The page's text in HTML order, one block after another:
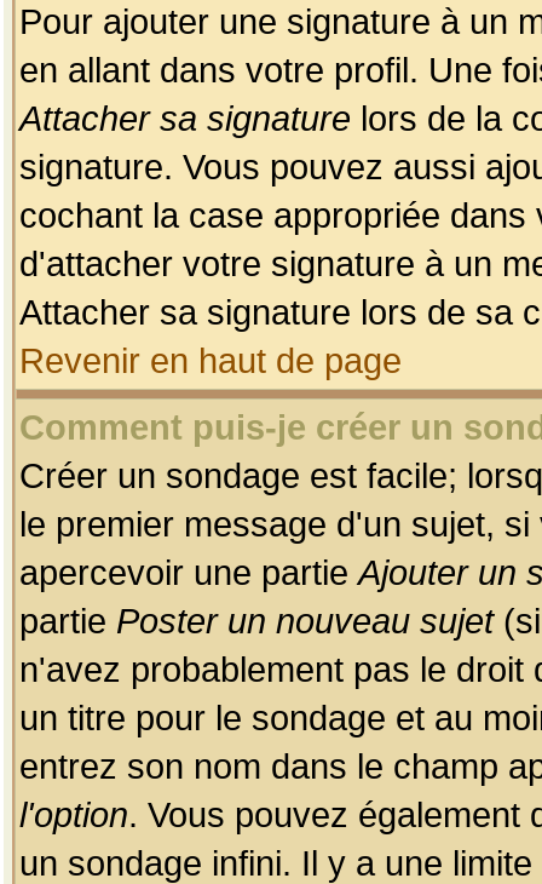
Pour ajouter une signature à un
en allant dans votre profil. Une
Attacher sa signature lors de la
signature. Vous pouvez aussi
cochant la case appropriée
d'attacher votre signature à un
Attacher sa signature lors de sa
Revenir en haut de page
Comment puis-je créer un
Créer un sondage est facile;
le premier message d'un sujet,
apercevoir une partieAjouter un
partie Poster un nouveau sujet(si
n'avez probablement pas le
un titre pour le sondage et au
entrez son nom dans le champ
l'option. Vous pouvez également
un sondage infini. Il y a une